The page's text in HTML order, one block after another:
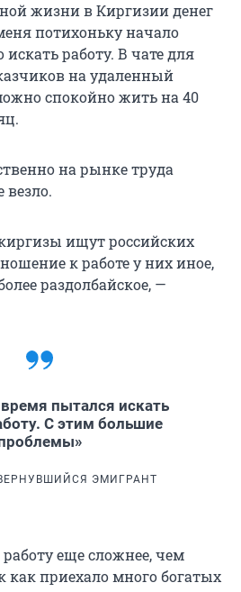
жизни в Киргизии денег
потихоньку начало
работу. В чате для
на удаленный
спокойно жить на 40
на рынке труда
ищут российских
к работе у них иное,
раздолбайское, —
пытался искать
С этим большие
ЭМИГРАНТ
еще сложнее, чем
как приехало много богатых